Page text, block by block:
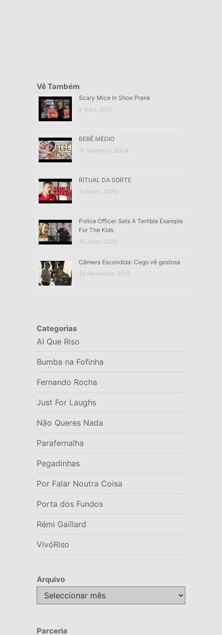
Vê Também
Scary Mice In Shoe Prank
8 Maio, 2011
BEBÊ MÉDIO
16 Setembro, 2024
RITUAL DA SORTE
3 Março, 2025
Police Officer Sets A Terrible Example
For The Kids
10 Julho, 2020
Câmera Escondida: Cego vê gostosa
26 Novembro, 2013
Categorias
AI Que Riso
Bumba na Fofinha
Fernando Rocha
Just For Laughs
Não Queres Nada
Parafernalha
Pegadinhas
Por Falar Noutra Coisa
Porta dos Fundos
Rémi Gaillard
VivóRiso
Arquivo
Arquivo
Parceria